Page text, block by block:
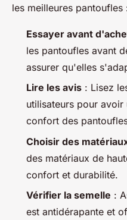
les meilleures pantoufles
Essayer avant
les pantoufles avant
assurer qu'elles
Lire les avis : Lisez
utilisateurs pour
confort des
Choisir des
des matériaux de
confort et durabilité.
Vérifier la semelle :
est antidérapante et